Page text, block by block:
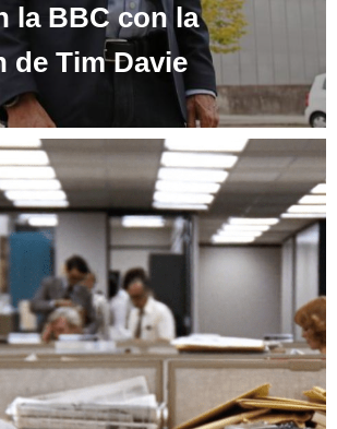
la BBC con la
de Tim Davie